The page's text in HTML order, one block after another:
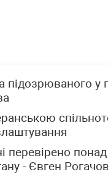
у
- Євген Рогачов